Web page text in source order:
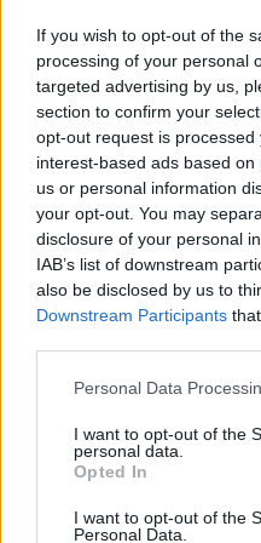
If you wish to opt-out of the
processing of your personal
targeted advertising by us,
section to confirm your
opt-out request is
interest-based ads based
us or personal information
your opt-out. You may
disclosure of your personal
IAB’s list of downstream
also be disclosed by us to
Downstream Participants
Personal Data
I want to opt-out of the
personal data.
Opted In
I want to opt-out of the
Personal Data.
Summoner's Rifcie, to
wygranych pierwszego
ze sobą stoczą zawodnicy
NNO niespodziewanie
inaugurację swojego
dopiero po piątej
wspominaliśmy,
jej nawet cienia szansy.
Roberta "Caedrela"
triumf? Przekonamy się
natomiast drugie
właśnie do boju wejdzie
Marcinem "Xayoo"
Gębiczem. Początek